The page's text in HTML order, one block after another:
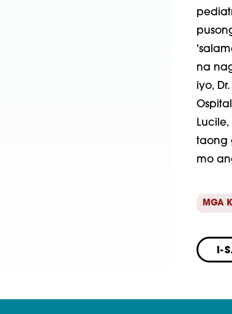
na
iyo,
taong
mo
MGA
I-